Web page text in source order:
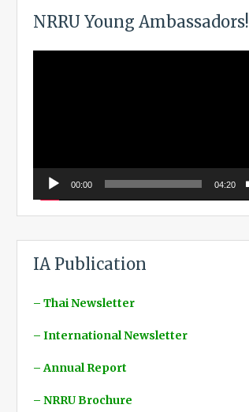
NRRU Young Ambassadors!
00:00 04:20
IA Publication
– Thai Newsletter
– International Newsletter
– Annual Report
– NRRU Brochure